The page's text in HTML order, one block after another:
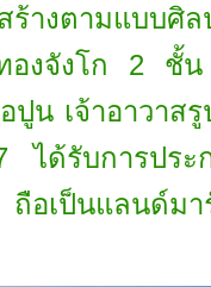
ร้างตามแบบศิ
องจังโก 2 ชั้น
อปูน เจ้าอาวา
ด้รับการประก
แลนด์มาร์คที่